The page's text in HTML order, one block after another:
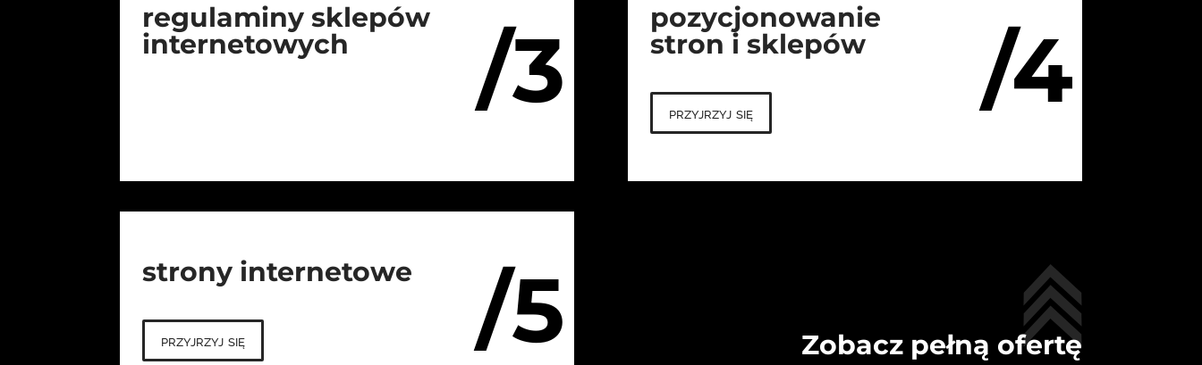
/3
regulaminy sklepów
internetowych
/4
pozycjonowanie
stron i sklepów
przyjrzyj się
/5
strony internetowe
przyjrzyj się Zobacz pełną ofertę